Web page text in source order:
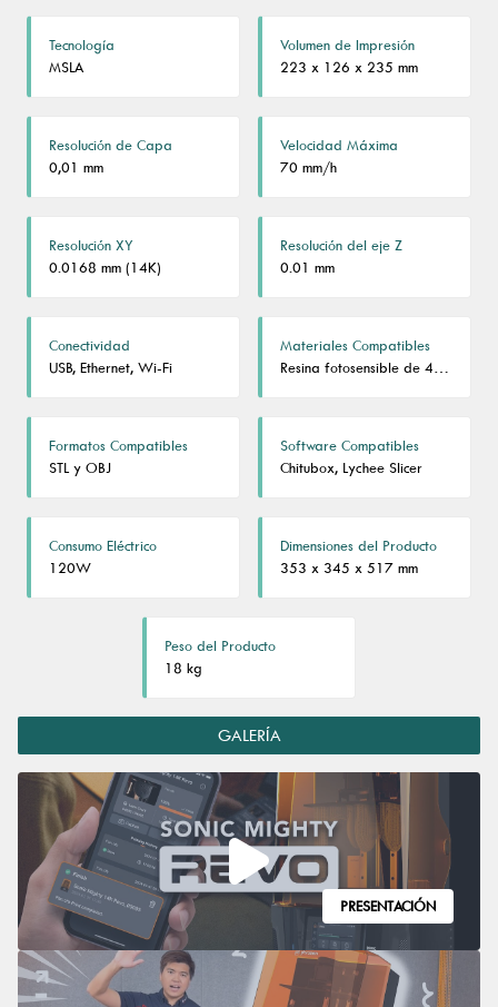
Tecnología
MSLA
Volumen de Impresión
223 x 126 x 235 mm
Resolución de Capa
0,01 mm
Velocidad Máxima
70 mm/h
Resolución XY
0.0168 mm (14K)
Resolución del eje Z
0.01 mm
Conectividad
USB, Ethernet, Wi-Fi
Materiales Compatibles
Resina fotosensible de 405nm
Formatos Compatibles
STL y OBJ
Software Compatibles
Chitubox, Lychee Slicer
Consumo Eléctrico
120W
Dimensiones del Producto
353 x 345 x 517 mm
Peso del Producto
18 kg
GALERÍA
PRESENTACIÓN